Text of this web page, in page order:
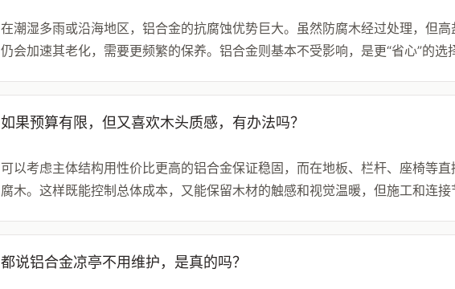
在潮湿多雨或沿海地区，铝合金的抗腐蚀优势巨大。虽然防腐木经过处理，但
仍会加速其老化，需要更频繁的保养。铝合金则基本不受影响，是更“省心”的选
如果预算有限，但又喜欢木头质感，有办法吗？
可以考虑主体结构用性价比更高的铝合金保证稳固，而在地板、栏杆、座椅等
腐木。这样既能控制总体成本，又能保留木材的触感和视觉温暖，但施工和连接
都说铝合金凉亭不用维护，是真的吗？